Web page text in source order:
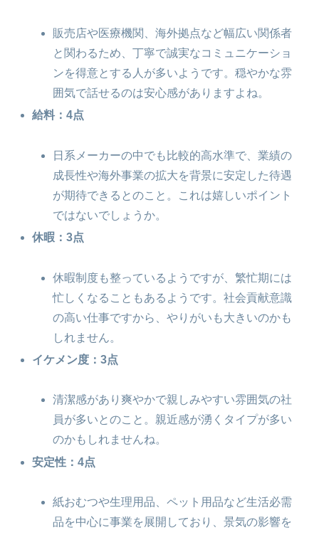
販売店や医療機関、海外拠点など幅広い関係者
と関わるため、丁寧で誠実なコミュニケーショ
ンを得意とする人が多いようです。穏やかな雰
囲気で話せるのは安心感がありますよね。
給料：4点
日系メーカーの中でも比較的高水準で、業績の
成長性や海外事業の拡大を背景に安定した待遇
が期待できるとのこと。これは嬉しいポイント
ではないでしょうか。
休暇：3点
休暇制度も整っているようですが、繁忙期には
忙しくなることもあるようです。社会貢献意識
の高い仕事ですから、やりがいも大きいのかも
しれません。
イケメン度：3点
清潔感があり爽やかで親しみやすい雰囲気の社
員が多いとのこと。親近感が湧くタイプが多い
のかもしれませんね。
安定性：4点
紙おむつや生理用品、ペット用品など生活必需
品を中心に事業を展開しており、景気の影響を